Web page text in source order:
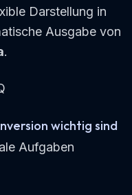
Darstellung in
Ausgabe von
.
wichtig sind
Aufgaben